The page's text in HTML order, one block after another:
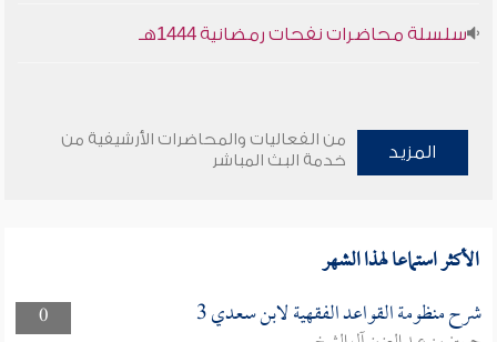
سلسلة محاضرات نفحات رمضانية 1444هـ
المزيد
من الفعاليات والمحاضرات الأرشيفية من
خدمة البث المباشر
الأكثر استماعا لهذا الشهر
0 شرح منظومة القواعد الفقهية لابن سعدي 3